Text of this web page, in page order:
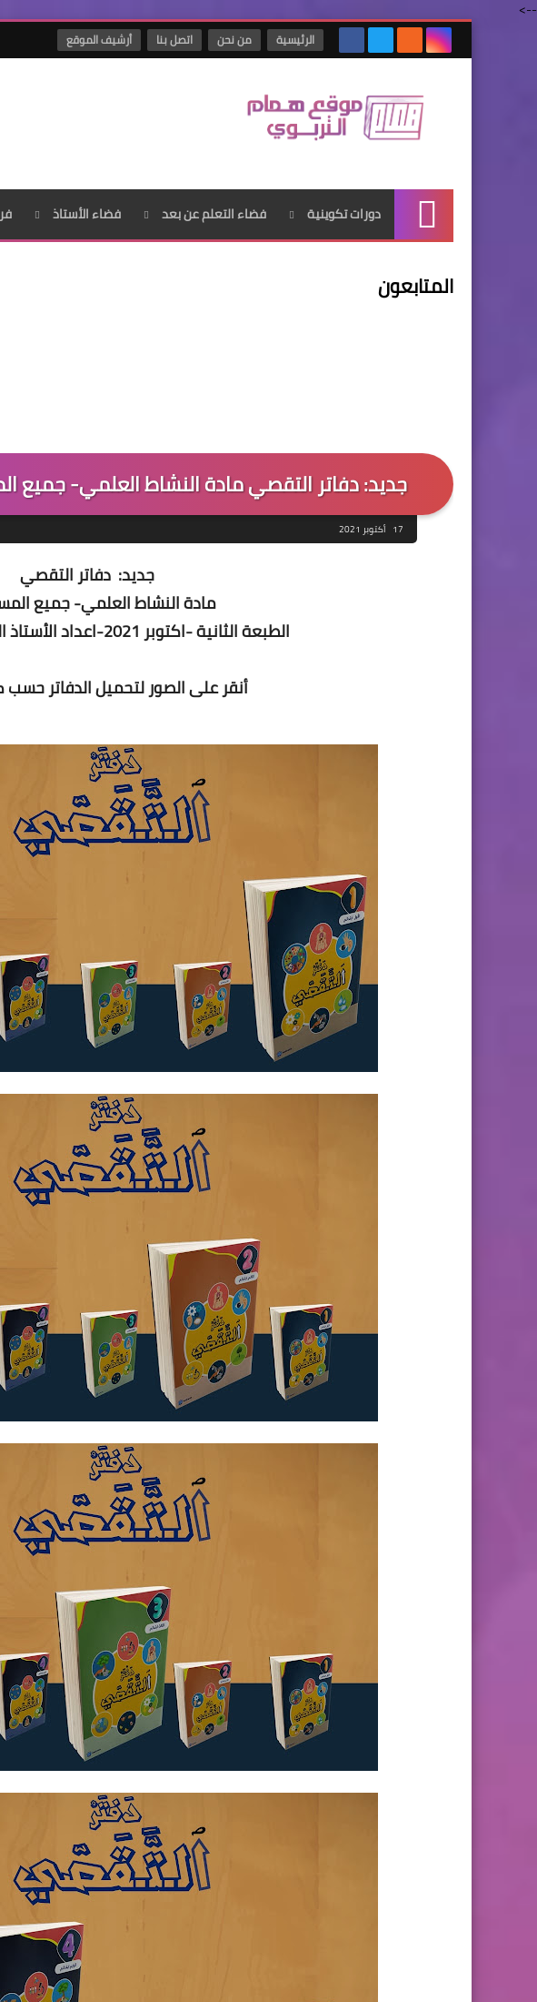
-->
الرئيسية من نحن اتصل بنا أرشيف الموقع
الرئيسية
دورات تكوينية فضاء التعلم عن بعد فضاء الأستاذ
المتابعون
جديد: دفاتر التقصي مادة النشاط العلمي- جميع
17 أكتوبر 2021
جديد: دفاتر التقصي
مادة النشاط العلمي- جميع
الطبعة الثانية -اكتوبر 2021-اعداد الأستاذ المبدع بدر الريمش
أنقر على الصور لتحميل الدفاتر